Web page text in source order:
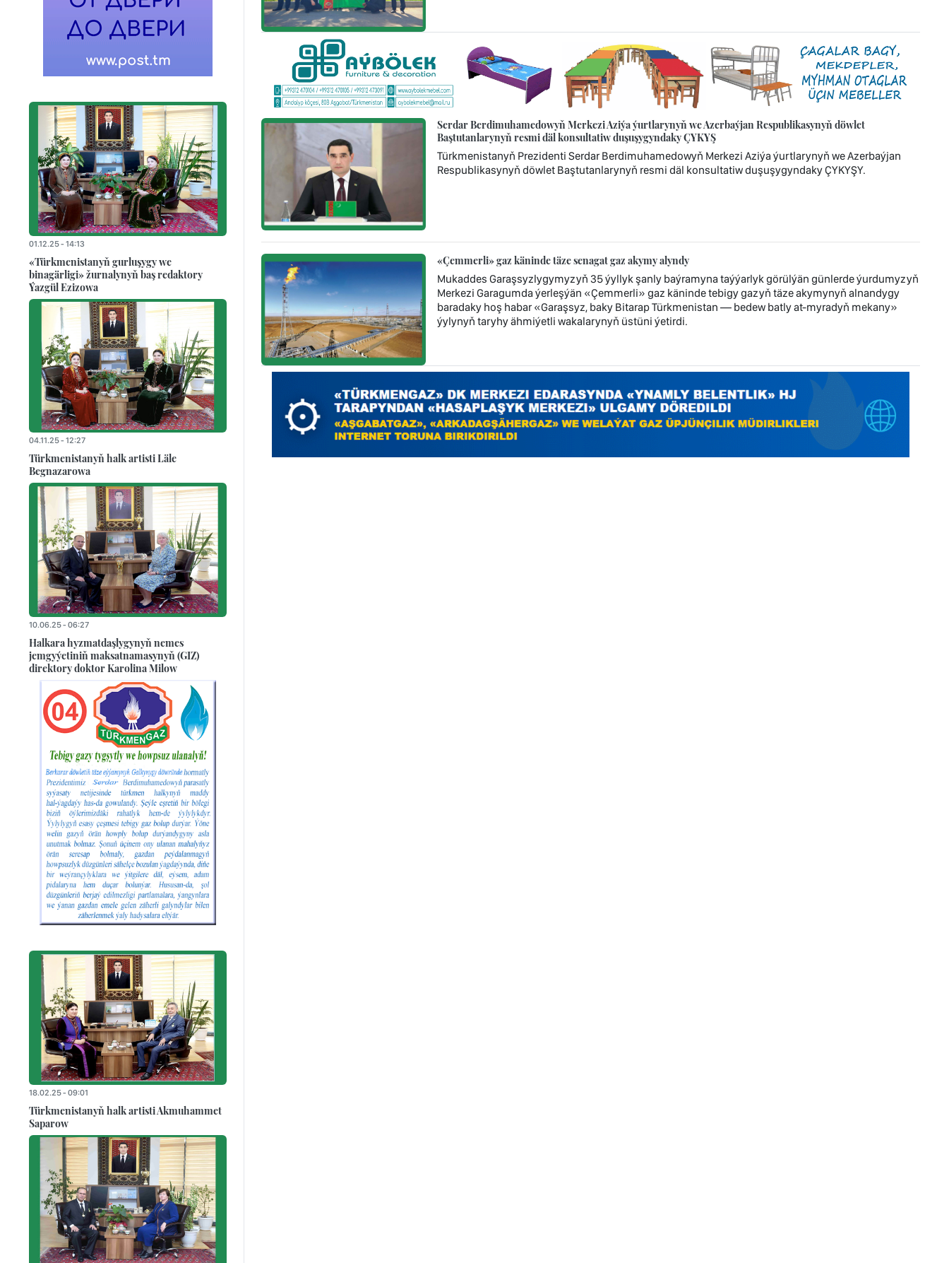
Serdar Berdimuhamedowyň Merkezi Aziýa ýurtlarynyň we Azerbaýjan Respublikasynyň döwlet
Baştutanlarynyň resmi däl konsultatiw duşuşygyndaky ÇYKYŞ
Türkmenistanyň Prezidenti Serdar Berdimuhamedowyň Merkezi Aziýa ýurtlarynyň we Azerbaýjan
Respublikasynyň döwlet Baştutanlarynyň resmi däl konsultatiw duşuşygyndaky ÇYKYŞY.
«Çemmerli» gaz käninde täze senagat gaz akymy alyndy
Mukaddes Garaşsyzlygymyzyň 35 ýyllyk şanly baýramyna taýýarlyk görülýän günlerde ýurdumyzyň
Merkezi Garagumda ýerleşýän «Çemmerli» gaz käninde tebigy gazyň täze akymynyň alnandygy
baradaky hoş habar «Garaşsyz, baky Bitarap Türkmenistan — bedew batly at-myradyň mekany»
ýylynyň taryhy ähmiýetli wakalarynyň üstüni ýetirdi.
01.12.25 - 14:13
«Türkmenistanyň gurluşygy we
binagärligi» žurnalynyň baş redaktory
Ýazgül Ezizowa
04.11.25 - 12:27
Türkmenistanyň halk artisti Läle
Begnazarowa
10.06.25 - 06:27
Halkara hyzmatdaşlygynyň nemes
jemgyýetiniň maksatnamasynyň (GIZ)
direktory doktor Karolina Milow
18.02.25 - 09:01
Türkmenistanyň halk artisti Akmuhammet
Saparow